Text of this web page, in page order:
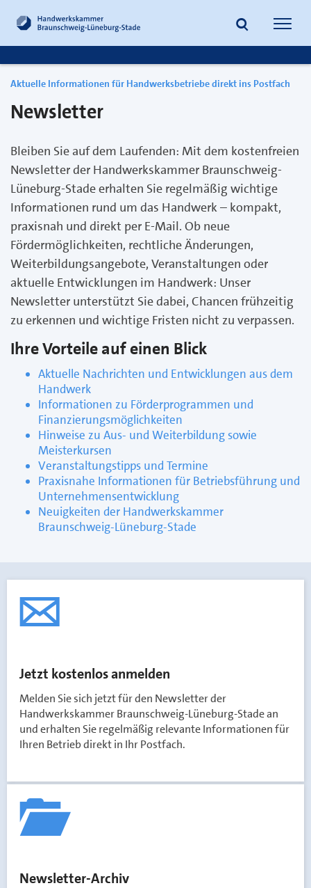
Inhalt
springen
Fußzeile
springen
Suche
Aktuelle Informationen für Handwerksbetriebe direkt ins Postfach
Newsletter
Bleiben Sie auf dem Laufenden: Mit dem kostenfreien
Newsletter der Handwerkskammer Braunschweig-
Lüneburg-Stade erhalten Sie regelmäßig wichtige
Informationen rund um das Handwerk – kompakt,
praxisnah und direkt per E-Mail. Ob neue
Fördermöglichkeiten, rechtliche Änderungen,
Weiterbildungsangebote, Veranstaltungen oder
aktuelle Entwicklungen im Handwerk: Unser
Newsletter unterstützt Sie dabei, Chancen frühzeitig
zu erkennen und wichtige Fristen nicht zu verpassen.
Ihre Vorteile auf einen Blick
Aktuelle Nachrichten und Entwicklungen aus dem
Handwerk
Informationen zu Förderprogrammen und
Finanzierungsmöglichkeiten
Hinweise zu Aus- und Weiterbildung sowie
Meisterkursen
Veranstaltungstipps und Termine
Praxisnahe Informationen für Betriebsführung und
Unternehmensentwicklung
Neuigkeiten der Handwerkskammer
Braunschweig-Lüneburg-Stade
Jetzt kostenlos anmelden
Melden Sie sich jetzt für den Newsletter der
Handwerkskammer Braunschweig-Lüneburg-Stade an
und erhalten Sie regelmäßig relevante Informationen für
Ihren Betrieb direkt in Ihr Postfach.
Newsletter-Archiv